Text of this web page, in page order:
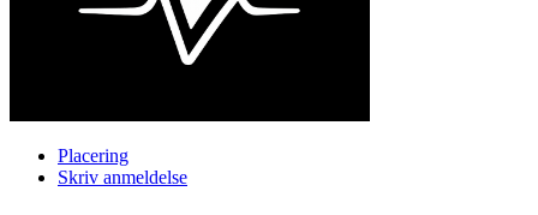
Placering
Skriv anmeldelse